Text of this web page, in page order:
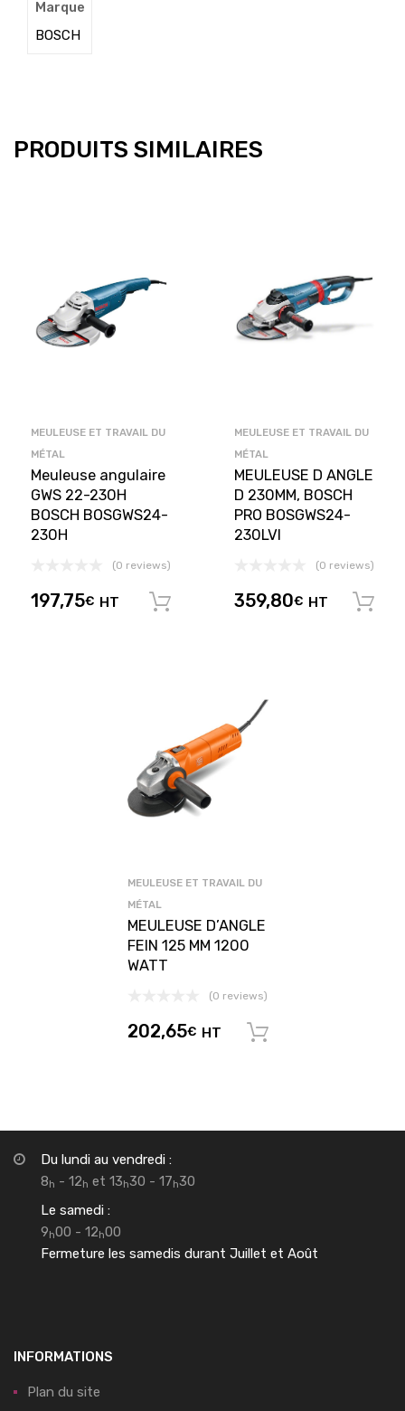
Marque
BOSCH
PRODUITS SIMILAIRES
MEULEUSE ET TRAVAIL DU
MÉTAL
Meuleuse angulaire
GWS 22-230H
BOSCH BOSGWS24-
230H
(0 reviews)
197,75€ HT Ajouter au panier
MEULEUSE ET TRAVAIL DU
MÉTAL
MEULEUSE D ANGLE
D 230MM, BOSCH
PRO BOSGWS24-
230LVI
(0 reviews)
359,80€ HT
MEULEUSE ET TRAVAIL DU
MÉTAL
MEULEUSE D’ANGLE
FEIN 125 MM 1200
WATT
(0 reviews)
202,65€ HT
Du lundi au vendredi :
8h - 12h et 13h30 - 17h30
Le samedi :
9h00 - 12h00
Fermeture les samedis durant Juillet et Août
INFORMATIONS
Plan du site